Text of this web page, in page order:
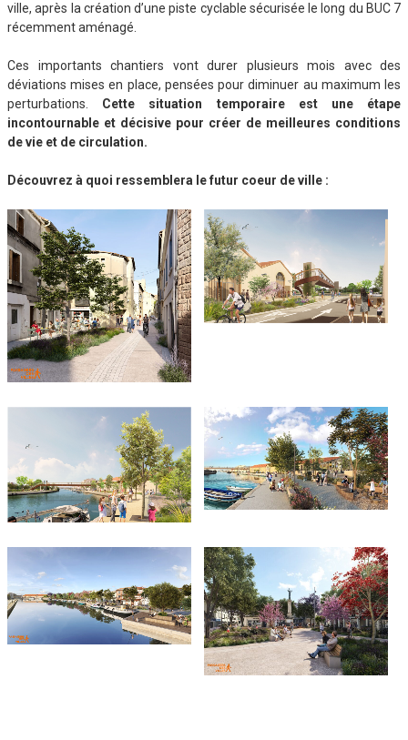
ville, après la création d’une piste cyclable sécurisée le long du BUC 7
récemment aménagé.
Ces importants chantiers vont durer plusieurs mois avec des
déviations mises en place, pensées pour diminuer au maximum les
perturbations.
Cette situation temporaire est une étape
incontournable et décisive pour créer de meilleures conditions
de vie et de circulation.
Découvrez à quoi ressemblera le futur coeur de ville :